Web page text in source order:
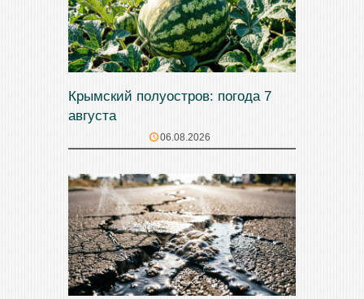
Крымский полуостров: погода 7
августа
06.08.2026